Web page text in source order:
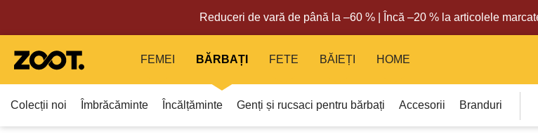
Reduceri de vară de până la –60 % | Încă –20 % la articolele
FEMEI BĂRBAȚI
Colecții noi Îmbrăcăminte Încălțăminte Genți și rucsaci pentru bărbați Accesorii Branduri
FETE BĂIEȚI HOME